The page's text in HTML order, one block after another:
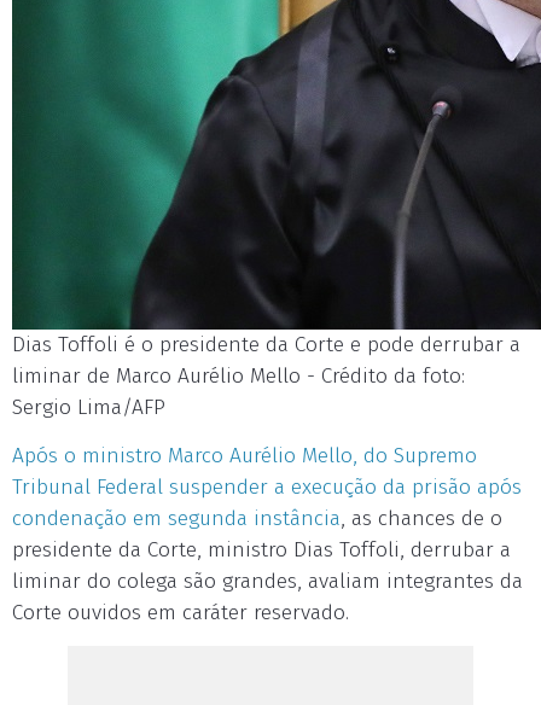
Dias Toffoli é o presidente da Corte e pode derrubar a
liminar de Marco Aurélio Mello - Crédito da foto:
Sergio Lima/AFP
Após o ministro Marco Aurélio Mello, do Supremo
Tribunal Federal suspender a execução da prisão após
condenação em segunda instância, as chances de o
presidente da Corte, ministro Dias Toffoli, derrubar a
liminar do colega são grandes, avaliam integrantes da
Corte ouvidos em caráter reservado.